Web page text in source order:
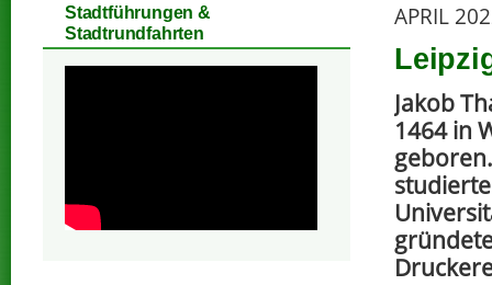
APRIL
Jakob
1464 in
Stadtführungen &
Stadtrundfahrten